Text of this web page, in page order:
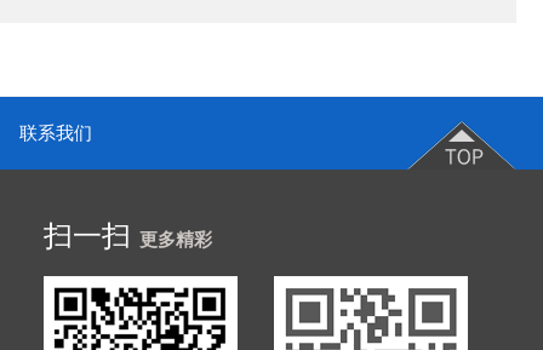
联系我们
扫一扫 更多精彩